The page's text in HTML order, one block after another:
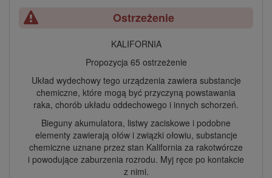
Ostrzeżenie
KALIFORNIA
Propozycja 65 ostrzeżenie
Układ wydechowy tego urządzenia zawiera substancje
chemiczne, które mogą być przyczyną powstawania
raka, chorób układu oddechowego i innych schorzeń.
Bieguny akumulatora, listwy zaciskowe i podobne
elementy zawierają ołów i związki ołowiu, substancje
chemiczne uznane przez stan Kalifornia za rakotwórcze
i powodujące zaburzenia rozrodu. Myj ręce po kontakcie
z nimi.